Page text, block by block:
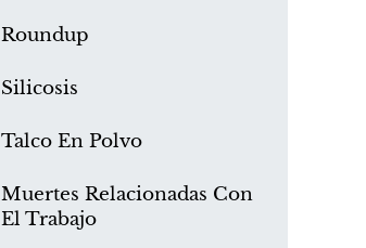
Roundup
Silicosis
Talco En Polvo
Muertes Relacionadas Con
El Trabajo
¿Qué es el mesotelioma?